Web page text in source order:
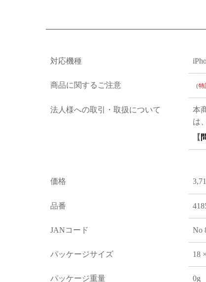
対応機種
商品に関するご注意 （
法人様への取引・取扱について
本
は
【
価格
品番
JANコード No
パッケージサイズ 18
パッケージ重量 0g